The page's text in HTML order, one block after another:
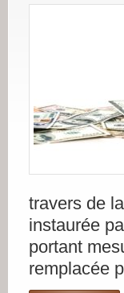
travers de
instaurée
portant
remplacée